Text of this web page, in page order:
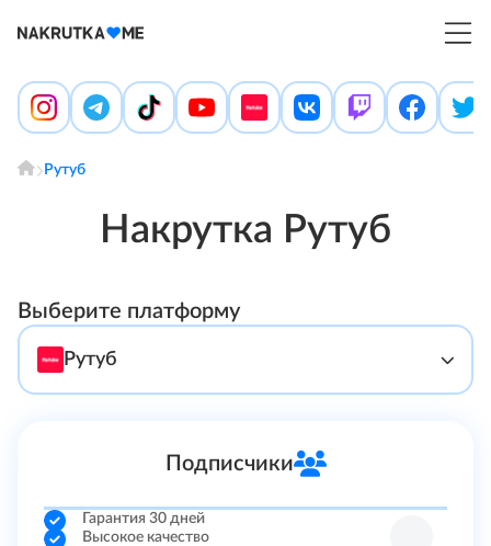
Создать аккаунт
Главная
Условия и правила
Блог
Отзывы
Рутуб
Накрутка Рутуб
Выберите платформу
Рутуб
Tik Tok
Подписчики
Гарантия 30 дней
Высокое качество